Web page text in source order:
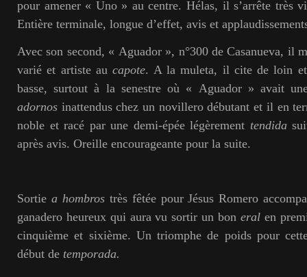
pour amener « Uno » au centre. Hélas, il s’arrête très
Entière terminale, longue d’effet, avis et
Avec son second, « Aguador », n°300 de Casanueva, il
varié et artiste aucapote. A la muleta, il cite de loin et
basse, surtout à la senestre où « Aguador » avait
adornos inattendus chez un novillero débutant et il en
noble et racé par une demi-épée légèrement tendida
après avis. Oreille encourageante pour la suite.
Sortie a hombrostrès fêtée pour Jésus Romero
ganadero heureux qui aura vu sortir un bon eralen
cinquième et sixième. Un triomphe de poids pour
début de temporada.